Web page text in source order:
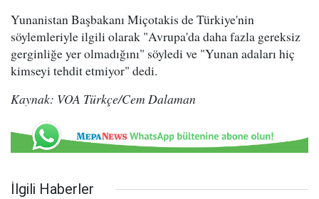
Yunanistan Başbakanı Miçotakis de Türkiye'nin
söylemleriyle ilgili olarak "Avrupa'da daha fazla gereksiz
gerginliğe yer olmadığını" söyledi ve "Yunan adaları hiç
kimseyi tehdit etmiyor" dedi.
Kaynak: VOA Türkçe/Cem Dalaman
İlgili Haberler